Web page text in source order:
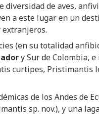
diversidad de aves,
a este lugar en un
(en su totalidad
y Sur de Colombia,
curtipes, Pristimantis
de los Andes de
sp. nov.), y una